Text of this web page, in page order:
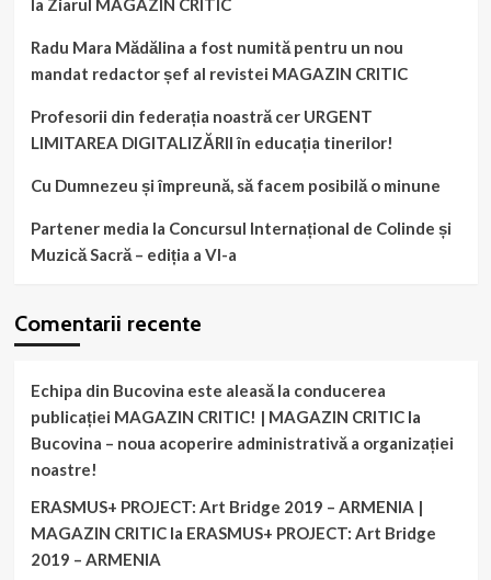
Radu Mara Mădălina a fost numită pentru un nou
mandat redactor șef al revistei MAGAZIN CRITIC
Profesorii din federația noastră cer URGENT
LIMITAREA DIGITALIZĂRII în educația tinerilor!
Cu Dumnezeu și împreună, să facem posibilă o minune
Partener media la Concursul Internațional de Colinde și
Muzică Sacră – ediția a VI-a
Comentarii recente
Echipa din Bucovina este aleasă la conducerea
publicației MAGAZIN CRITIC! | MAGAZIN CRITICla
Bucovina – noua acoperire administrativă a organizației
noastre!
ERASMUS+ PROJECT: Art Bridge 2019 – ARMENIA |
MAGAZIN CRITICla ERASMUS+ PROJECT: Art Bridge
2019 – ARMENIA